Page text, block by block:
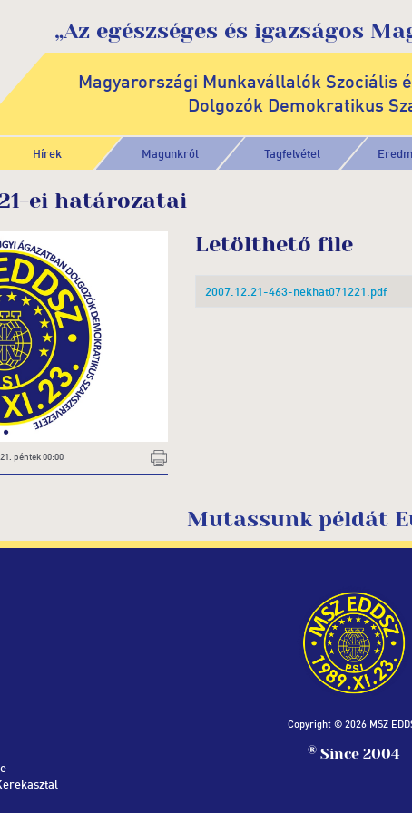
„Az egészséges és igazságos
Magyarországi Munkavállalók Szociális
Dolgozók Demokratikus
Hírek Magunkról Tagfelvétel
21-ei határozatai
péntek 00:00
Letölthető file
2007.12.21-463-nekhat071221.pdf
Mutassunk példát
Copyright © 2026 MSZ
® Since 2004